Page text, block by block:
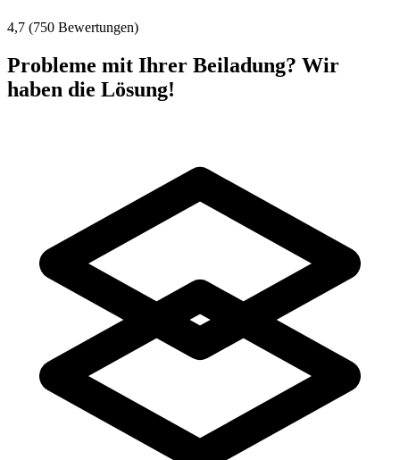
4,7 (750 Bewertungen)
Probleme mit Ihrer Beiladung? Wir
haben die Lösung!